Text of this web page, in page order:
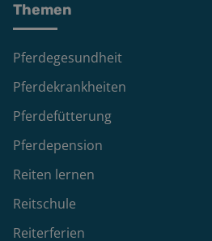
Themen
Pferdegesundheit
Pferdekrankheiten
Pferdefütterung
Pferdepension
Reiten lernen
Reitschule
Reiterferien